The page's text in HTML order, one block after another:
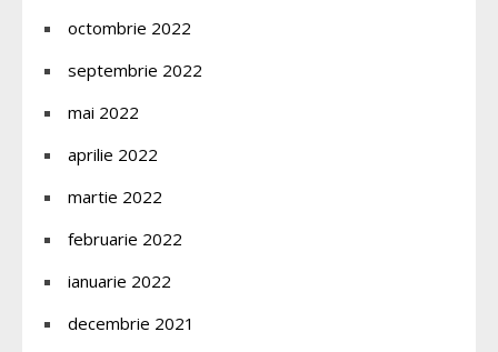
octombrie 2022
septembrie 2022
mai 2022
aprilie 2022
martie 2022
februarie 2022
ianuarie 2022
decembrie 2021